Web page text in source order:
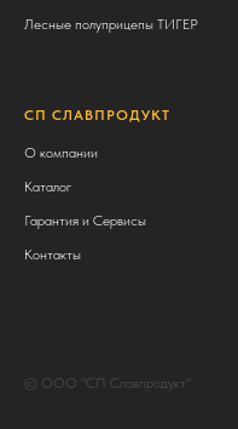
Лесные полуприцепы ТИГЕР
СП СЛАВПРОДУКТ
О компании
Каталог
Гарантия и Сервисы
Контакты
© ООО "СП Славпродукт"